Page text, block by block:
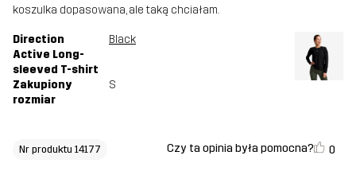
koszulka dopasowana, ale taką chciałam.
Direction
Active Long-
sleeved T-shirt
Black
Zakupiony
rozmiar
S
Nr produktu 14177 Czy ta opinia była pomocna? 0